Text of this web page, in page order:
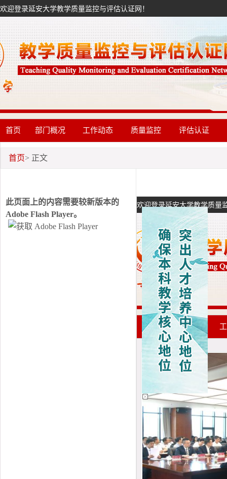
欢迎登录延安大学教学质量监控与评估认证网！
首页 部门概况 工作动态 质量监控 评估认证
首页> 正文
此页面上的内容需要较新版本的
Adobe Flash Player。